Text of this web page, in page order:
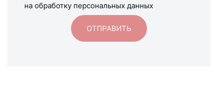
на обработку персональных данных